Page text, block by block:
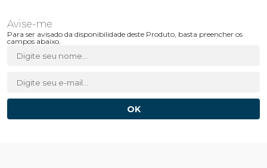
Para ser avisado da disponibilidade deste Produto, basta preencher os
campos abaixo.